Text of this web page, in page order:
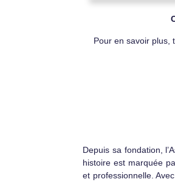
Pour en savoir plus,
Depuis sa fondation,
histoire est marquée
et professionnelle.